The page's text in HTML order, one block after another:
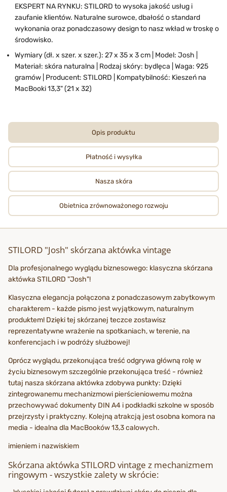
EKSPERT NA RYNKU: STILORD to wysoka jakość usług i
zaufanie klientów. Naturalne surowce, dbałość o standard
wykonania oraz ponadczasowy design to nasz wkład w troskę o
środowisko.
Wymiary (dł. x szer. x szer.): 27 x 35 x 3 cm | Model: Josh |
Materiał: skóra naturalna | Rodzaj skóry: bydlęca | Waga: 925
gramów | Producent: STILORD | Kompatybilność: Kieszeń na
MacBooki 13,3" (21 x 32)
Opis produktu
Płatność i wysyłka
Nasza skóra
Obietnica zrównoważonego rozwoju
STILORD "Josh" skórzana aktówka vintage
Dla profesjonalnego wyglądu biznesowego: klasyczna skórzana
aktówka STILORD "Josh"!
Klasyczna elegancja połączona z ponadczasowym zabytkowym
charakterem - każde pismo jest wyjątkowym, naturalnym
produktem! Dzięki tej skórzanej teczce zostawisz
reprezentatywne wrażenie na spotkaniach, w terenie, na
konferencjach i w podróży służbowej!
Oprócz wyglądu, przekonująca treść odgrywa główną rolę w
życiu biznesowym szczególnie przekonująca treść - również
tutaj nasza skórzana aktówka zdobywa punkty: Dzięki
zintegrowanemu mechanizmowi pierścieniowemu można
przechowywać dokumenty DIN A4 i podkładki szkolne w sposób
przejrzysty i praktyczny. Kolejną atrakcją jest osobna komora na
media - idealna dla MacBooków 13,3 calowych.
imieniem i nazwiskiem
Skórzana aktówka STILORD vintage z mechanizmem
ringowym - wszystkie zalety w skrócie: